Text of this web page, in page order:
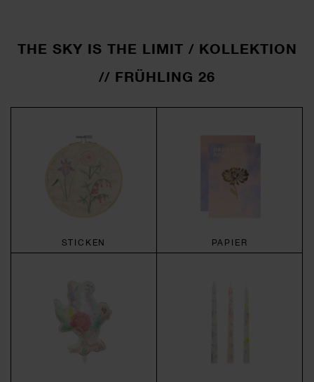
THE SKY IS THE LIMIT / KOLLEKTION
// FRÜHLING 26
STICKEN PAPIER